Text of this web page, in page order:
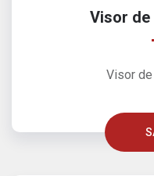
Visor de
Visor